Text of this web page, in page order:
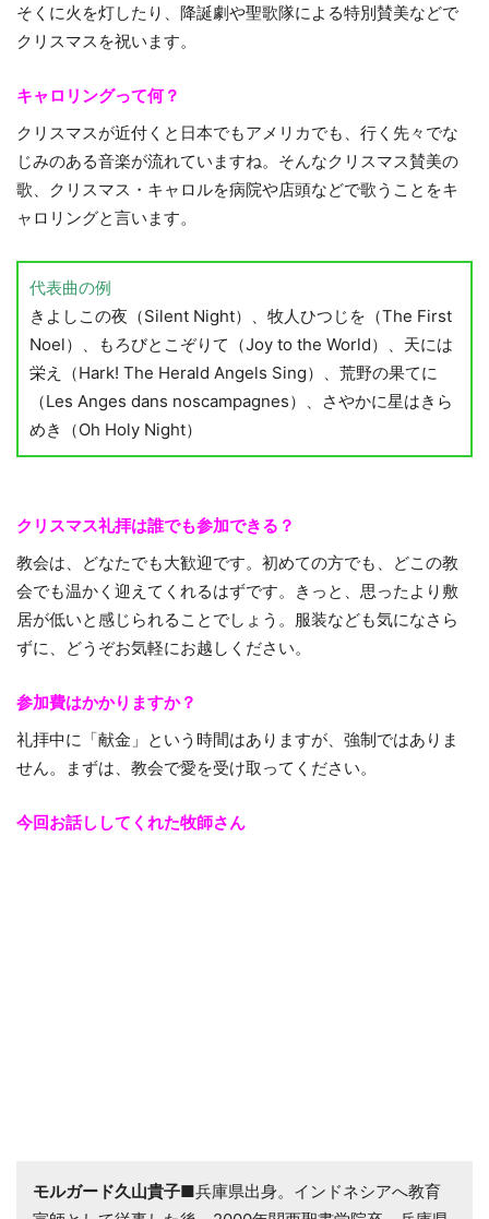
そくに火を灯したり、降誕劇や聖歌隊による特別賛美などで
クリスマスを祝います。
キャロリングって何？
クリスマスが近付くと日本でもアメリカでも、行く先々でな
じみのある音楽が流れていますね。そんなクリスマス賛美の
歌、クリスマス・キャロルを病院や店頭などで歌うことをキ
ャロリングと言います。
代表曲の例
きよしこの夜（Silent Night）、牧人ひつじを（The First
Noel）、もろびとこぞりて（Joy to the World）、天には
栄え（Hark! The Herald Angels Sing）、荒野の果てに
（Les Anges dans noscampagnes）、さやかに星はきら
めき（Oh Holy Night）
クリスマス礼拝は誰でも参加できる？
教会は、どなたでも大歓迎です。初めての方でも、どこの教
会でも温かく迎えてくれるはずです。きっと、思ったより敷
居が低いと感じられることでしょう。服装なども気になさら
ずに、どうぞお気軽にお越しください。
参加費はかかりますか？
礼拝中に「献金」という時間はありますが、強制ではありま
せん。まずは、教会で愛を受け取ってください。
今回お話ししてくれた牧師さん
モルガード久山貴子■兵庫県出身。インドネシアへ教育